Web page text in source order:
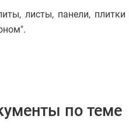
листы, панели,
по теме